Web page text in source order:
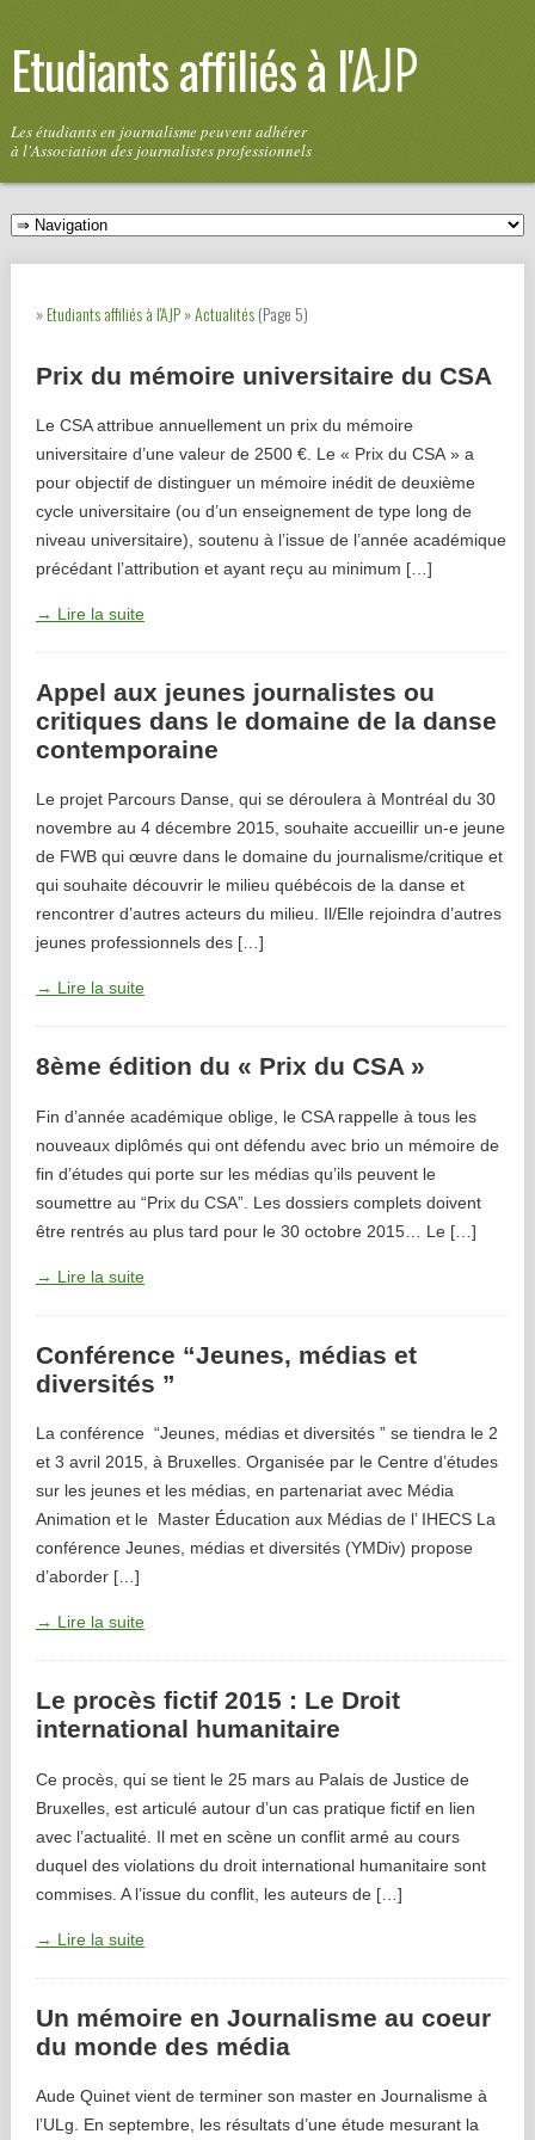
Etudiants affiliés à l'
Les étudiants en journalisme peuvent adhérer
à l'Association des journalistes professionnels
»Etudiants affiliés à l'AJP»Actualités(Page 5)
Prix du mémoire universitaire du CSA
Le CSA attribue annuellement un prix du mémoire
universitaire d’une valeur de 2500 €. Le « Prix du CSA » a
pour objectif de distinguer un mémoire inédit de deuxième
cycle universitaire (ou d’un enseignement de type long de
niveau universitaire), soutenu à l’issue de l’année académique
précédant l’attribution et ayant reçu au minimum […]
→ Lire la suite
Appel aux jeunes journalistes ou
critiques dans le domaine de la danse
contemporaine
Le projet Parcours Danse, qui se déroulera à Montréal du 30
novembre au 4 décembre 2015, souhaite accueillir un-e jeune
de FWB qui œuvre dans le domaine du journalisme/critique et
qui souhaite découvrir le milieu québécois de la danse et
rencontrer d’autres acteurs du milieu. Il/Elle rejoindra d’autres
jeunes professionnels des […]
→ Lire la suite
8ème édition du « Prix du CSA »
Fin d’année académique oblige, le CSA rappelle à tous les
nouveaux diplômés qui ont défendu avec brio un mémoire de
fin d’études qui porte sur les médias qu’ils peuvent le
soumettre au “Prix du CSA”. Les dossiers complets doivent
être rentrés au plus tard pour le 30 octobre 2015… Le […]
→ Lire la suite
Conférence “Jeunes, médias et
diversités ”
La conférence “Jeunes, médias et diversités ” se tiendra le 2
et 3 avril 2015, à Bruxelles. Organisée par le Centre d’études
sur les jeunes et les médias, en partenariat avec Média
Animation et le Master Éducation aux Médias de l’ IHECS La
conférence Jeunes, médias et diversités (YMDiv) propose
d’aborder […]
→ Lire la suite
Le procès fictif 2015 : Le Droit
international humanitaire
Ce procès, qui se tient le 25 mars au Palais de Justice de
Bruxelles, est articulé autour d’un cas pratique fictif en lien
avec l’actualité. Il met en scène un conflit armé au cours
duquel des violations du droit international humanitaire sont
commises. A l’issue du conflit, les auteurs de […]
→ Lire la suite
Un mémoire en Journalisme au coeur
du monde des média
Aude Quinet vient de terminer son master en Journalisme à
l’ULg. En septembre, les résultats d’une étude mesurant la